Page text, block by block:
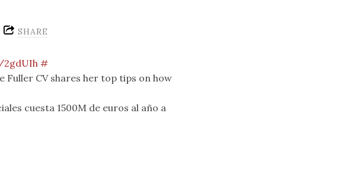
SHARE
#
Fuller CV shares her top tips on how
cuesta 1500M de euros al año a